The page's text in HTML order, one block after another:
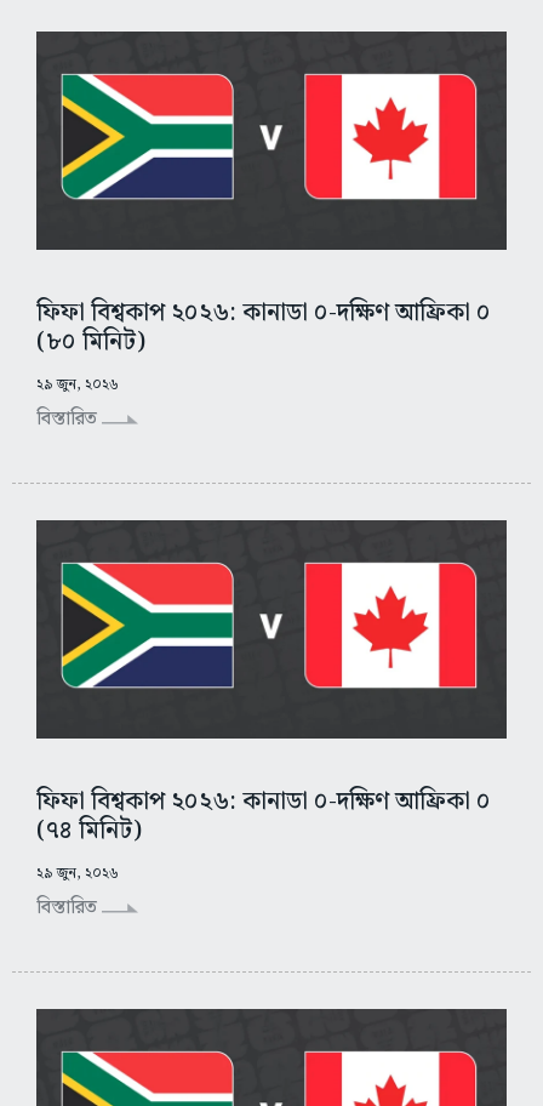
ফিফা বিশ্বকাপ ২০২৬: কানাডা ০-দক্ষিণ আফ্রিকা ০
(৮০ মিনিট)
২৯ জুন, ২০২৬
বিস্তারিত
ফিফা বিশ্বকাপ ২০২৬: কানাডা ০-দক্ষিণ আফ্রিকা ০
(৭৪ মিনিট)
২৯ জুন, ২০২৬
বিস্তারিত